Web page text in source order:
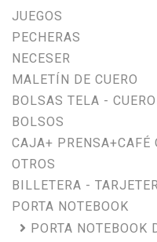
JUEGOS
PECHERAS
NECESER
MALETÍN DE CUERO
BOLSAS TELA - CUERO
BOLSOS
CAJA+ PRENSA+CAFÉ
OTROS
BILLETERA -
PORTA NOTEBOOK
PORTA NOTEBOOK